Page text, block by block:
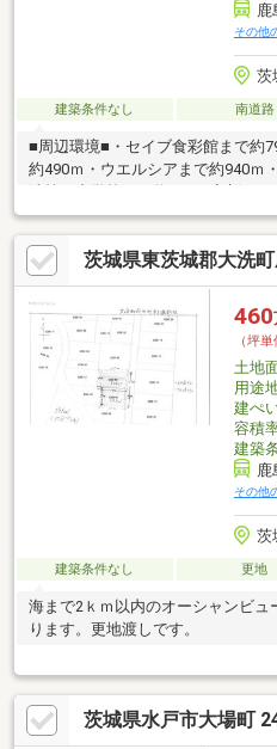
鹿
その他
茨
建築条件なし 南道路
■周辺環境■・セイブ食彩館まで約
約490ｍ・ウエルシアまで約940ｍ
◆土地探しと同時に、お客様が気
者様を無料でご相談いただけます
もご紹介いたします！お気軽にご
茨城県東茨城郡大洗
460
（坪単
土地
用途
建ぺ
容積
建築
鹿
その他
茨
建築条件なし 更地
海まで2ｋｍ以内のオーシャンビ
ります。更地渡しです。
茨城県水戸市大場町